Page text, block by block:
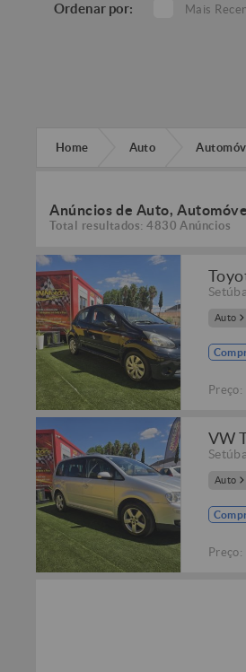
Ordenar por: Mais
Home Auto
Anúncios de Auto,
Total resultados: 4830 Anúncios
Auto
Preço:
VW
Auto
Preço: